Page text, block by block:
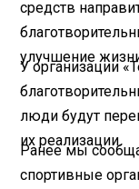
средств
улучшение
У организации
люди будут
их реализации.
Ранее мы
спортивные